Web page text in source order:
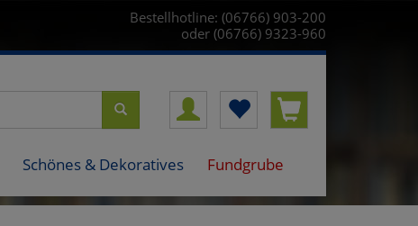
Bestellhotline: (06766) 903-200
oder (06766) 9323-960
Schönes & Dekoratives Fundgrube